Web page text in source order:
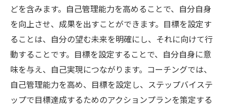
どを含みます。自己管理能力を高めることで、自分自身
を向上させ、成果を出すことができます。目標を設定す
ることは、自分の望む未来を明確にし、それに向けて行
動することです。目標を設定することで、自分自身に意
味を与え、自己実現につながります。コーチングでは、
自己管理能力を高め、目標を設定し、ステップバイステ
ップで目標達成するためのアクションプランを策定する